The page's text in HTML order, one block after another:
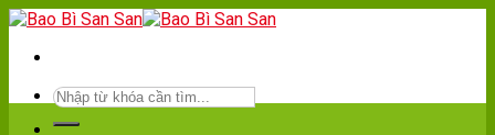
Skip
content
Tìm